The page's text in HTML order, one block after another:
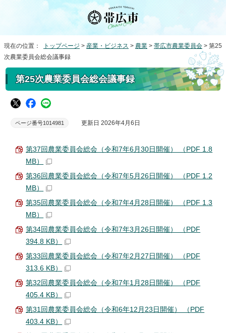
現在の位置： トップページ > 産業・ビジネス > 農業 > 帯広市農業委員会 > 第25
次農業委員会総会議事録
第25次農業委員会総会議事録
ページ番号1014981 更新日 2026年4月6日
第37回農業委員会総会（令和7年6月30日開催） （PDF 1.8
MB）
第36回農業委員会総会（令和7年5月26日開催） （PDF 1.2
MB）
第35回農業委員会総会（令和7年4月28日開催） （PDF 1.3
MB）
第34回農業委員会総会（令和7年3月26日開催） （PDF
394.8 KB）
第33回農業委員会総会（令和7年2月27日開催） （PDF
313.6 KB）
第32回農業委員会総会（令和7年1月28日開催） （PDF
405.4 KB）
第31回農業委員会総会（令和6年12月23日開催） （PDF
403.4 KB）